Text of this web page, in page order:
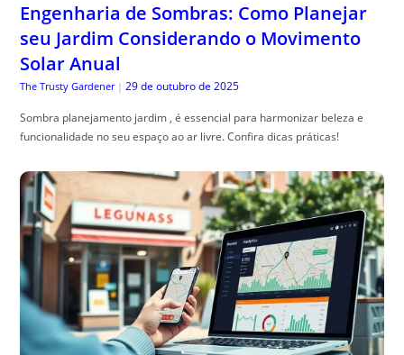
Engenharia de Sombras: Como Planejar
seu Jardim Considerando o Movimento
Solar Anual
The Trusty Gardener | 29 de outubro de 2025
Sombra planejamento jardim , é essencial para harmonizar beleza e
funcionalidade no seu espaço ao ar livre. Confira dicas práticas!